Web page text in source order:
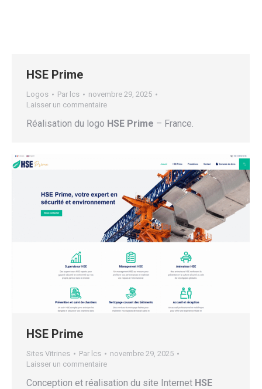
HSE Prime
Logos Par lcs
novembre 29, 2025
Laisser un commentaire
Réalisation du logo HSE Prime – France.
HSE Prime
Sites Vitrines Par lcs
novembre 29, 2025
Laisser un commentaire
Conception et réalisation du site Internet HSE